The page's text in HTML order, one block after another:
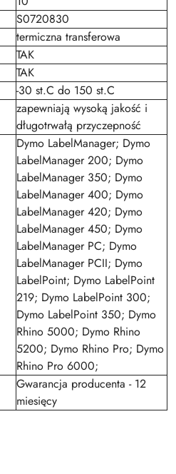
S0720830
termiczna transferowa
TAK
TAK
-30 st.C do 150 st.C
zapewniają wysoką jakość i
długotrwałą przyczepność
Dymo LabelManager; Dymo
LabelManager 200; Dymo
LabelManager 350; Dymo
LabelManager 400; Dymo
LabelManager 420; Dymo
LabelManager 450; Dymo
LabelManager PC; Dymo
LabelManager PCII; Dymo
LabelPoint; Dymo LabelPoint
219; Dymo LabelPoint 300;
Dymo LabelPoint 350; Dymo
Rhino 5000; Dymo Rhino
5200; Dymo Rhino Pro; Dymo
Rhino Pro 6000;
Gwarancja producenta - 12
miesięcy